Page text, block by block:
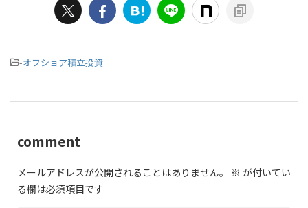
-オフショア積立投資
comment
メールアドレスが公開されることはありません。 ※ が付いてい
る欄は必須項目です